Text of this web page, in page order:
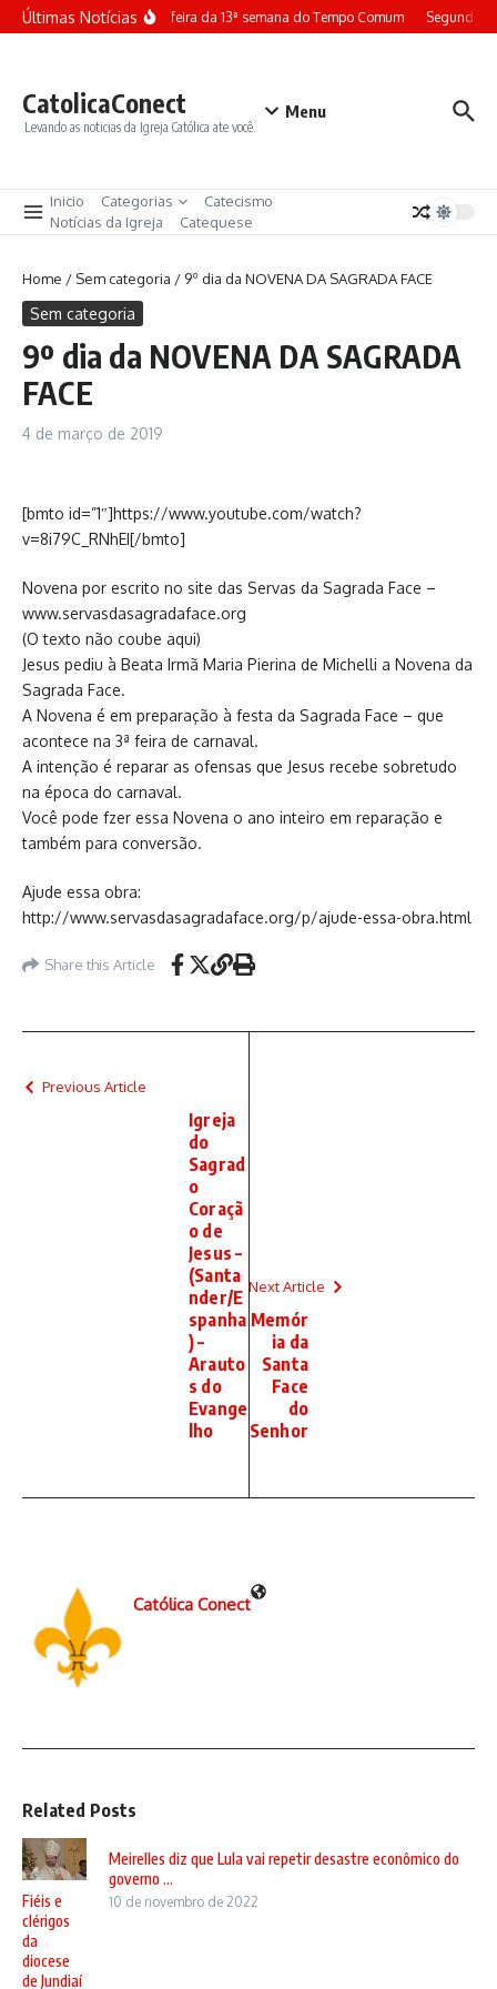
Ir para o conteúdo
Últimas NotíciasTerça-feira da 13ª semana do Tempo Comum Segunda-
CatolicaConect
Levando as noticias da Igreja Católica ate você.
Menu
Inicio Categorias
Catecismo
Notícias da Igreja
Catequese
Home / Sem categoria / 9º dia da NOVENA DA SAGRADA FACE
Sem categoria
9º dia da NOVENA DA SAGRADA
FACE
4 de março de 2019
[bmto id=”1″]https://www.youtube.com/watch?
v=8i79C_RNhEI[/bmto]
Novena por escrito no site das Servas da Sagrada Face –
www.servasdasagradaface.org
(O texto não coube aqui)
Jesus pediu à Beata Irmã Maria Pierina de Michelli a Novena da
Sagrada Face.
A Novena é em preparação à festa da Sagrada Face – que
acontece na 3ª feira de carnaval.
A intenção é reparar as ofensas que Jesus recebe sobretudo
na época do carnaval.
Você pode fzer essa Novena o ano inteiro em reparação e
também para conversão.
Ajude essa obra:
http://www.servasdasagradaface.org/p/ajude-essa-obra.html
Share this Article
Previous Article
Igreja
do
Sagrad
o
Coraçã
o de
Jesus –
(Santa
nder/E
spanha
) –
Arauto
s do
Evange
lho
Next Article
Memór
ia da
Santa
Face
do
Senhor
Católica Conect
Related Posts
Fiéis e
clérigos
da
diocese
de Jundiaí
Meirelles diz que Lula vai repetir desastre econômico do
governo ...
10 de novembro de 2022